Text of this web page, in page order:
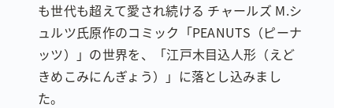
も世代も超えて愛され続ける チャールズ M.シ
ュルツ氏原作のコミック「PEANUTS（ピーナ
ッツ）」の世界を、「江戸木目込人形（えど
きめこみにんぎょう）」に落とし込みまし
た。